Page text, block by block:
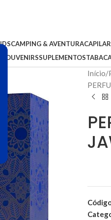
CAMPING & AVENTURA
SOUVENIRSSUPLEMENTOS
Início